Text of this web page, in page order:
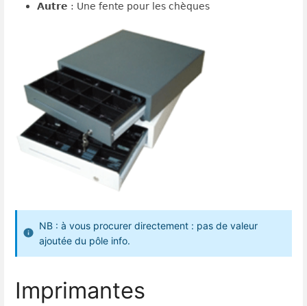
Autre : Une fente pour les chèques
NB : à vous procurer directement : pas de valeur
ajoutée du pôle info.
Imprimantes